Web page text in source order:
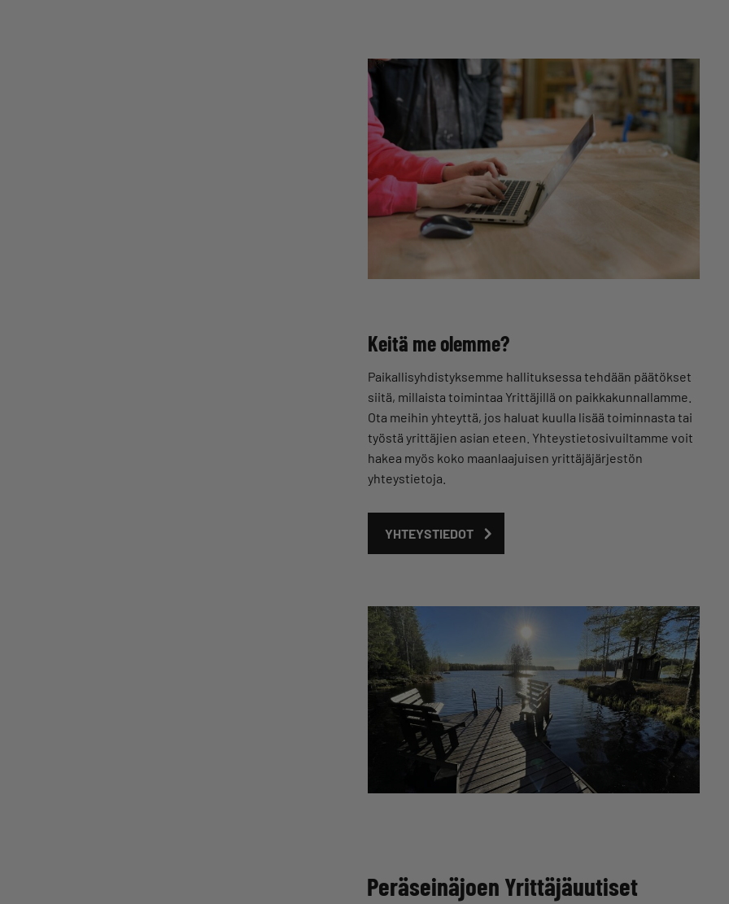
Keitä me olemme?
Paikallisyhdistyksemme hallituksessa tehdään päätökset
siitä, millaista toimintaa Yrittäjillä on paikkakunnallamme.
Ota meihin yhteyttä, jos haluat kuulla lisää toiminnasta tai
työstä yrittäjien asian eteen. Yhteystietosivuiltamme voit
hakea myös koko maanlaajuisen yrittäjäjärjestön
yhteystietoja.
YHTEYSTIEDOT
Peräseinäjoen Yrittäjäuutiset